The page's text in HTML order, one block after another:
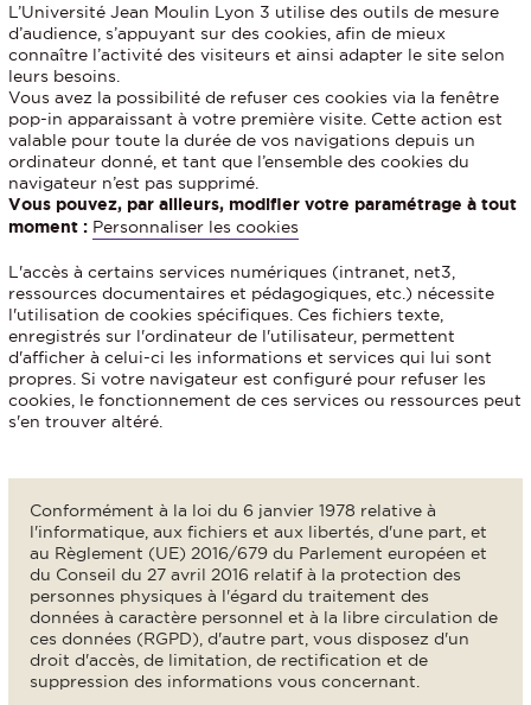
L’Université Jean Moulin Lyon 3 utilise des outils de mesure
d’audience, s’appuyant sur des cookies, afin de mieux
connaître l’activité des visiteurs et ainsi adapter le site selon
leurs besoins.
Vous avez la possibilité de refuser ces cookies via la fenêtre
pop-in apparaissant à votre première visite. Cette action est
valable pour toute la durée de vos navigations depuis un
ordinateur donné, et tant que l’ensemble des cookies du
navigateur n’est pas supprimé.
Vous pouvez, par ailleurs, modifier votre paramétrage à tout
moment : Personnaliser les cookies
L'accès à certains services numériques (intranet, net3,
ressources documentaires et pédagogiques, etc.) nécessite
l'utilisation de cookies spécifiques. Ces fichiers texte,
enregistrés sur l'ordinateur de l'utilisateur, permettent
d'afficher à celui-ci les informations et services qui lui sont
propres. Si votre navigateur est configuré pour refuser les
cookies, le fonctionnement de ces services ou ressources peut
s'en trouver altéré.
Conformément à la loi du 6 janvier 1978 relative à
l'informatique, aux fichiers et aux libertés, d'une part, et
au Règlement (UE) 2016/679 du Parlement européen et
du Conseil du 27 avril 2016 relatif à la protection des
personnes physiques à l'égard du traitement des
données à caractère personnel et à la libre circulation de
ces données (RGPD), d'autre part, vous disposez d'un
droit d'accès, de limitation, de rectification et de
suppression des informations vous concernant.